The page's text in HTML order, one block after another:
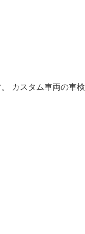
カスタム車両の車検